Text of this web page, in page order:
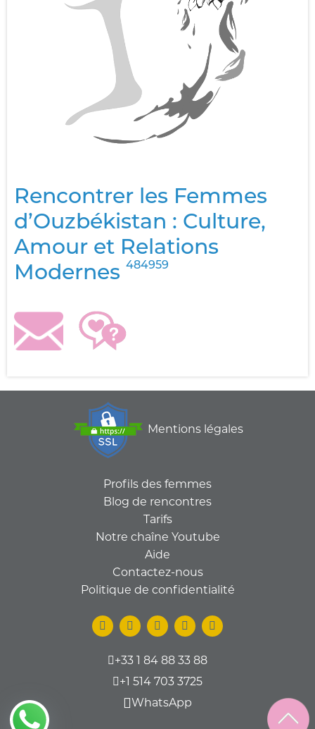
Rencontrer les Femmes
d’Ouzbékistan : Culture,
Amour et Relations
Modernes 484959
Mentions légales
Profils des femmes
Blog de rencontres
Tarifs
Notre chaîne Youtube
Aide
Contactez-nous
Politique de confidentialité
+33 1 84 88 33 88
+1 514 703 3725
WhatsApp